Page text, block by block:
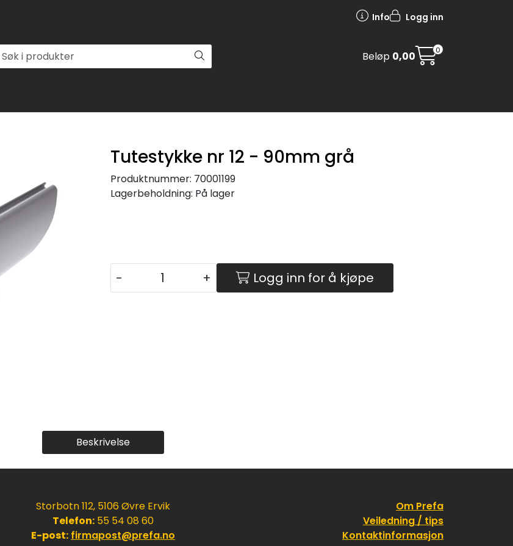
Info Logg inn
Beløp 0,00 0
Tutestykke nr 12 - 90mm grå
Produktnummer: 70001199
Lagerbeholdning: På lager
- + Logg inn for å kjøpe
Beskrivelse
Storbotn 112, 5106 Øvre Ervik
Telefon: 55 54 08 60
E-post: firmapost@prefa.no
Om Prefa
Veiledning / tips
Kontaktinformasjon